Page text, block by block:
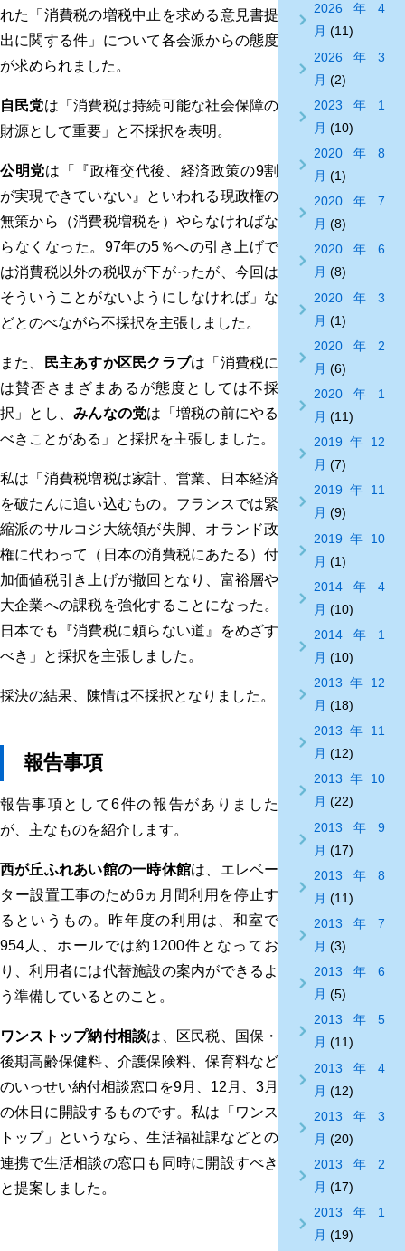
れた「消費税の増税中止を求める意見書提
出に関する件」について各会派からの態度
が求められました。
自民党は「消費税は持続可能な社会保障の
財源として重要」と不採択を表明。
公明党は「『政権交代後、経済政策の9割
が実現できていない』といわれる現政権の
無策から（消費税増税を）やらなければな
らなくなった。97年の5％への引き上げで
は消費税以外の税収が下がったが、今回は
そういうことがないようにしなければ」な
どとのべながら不採択を主張しました。
また、 民主あすか区民クラブは「消費税に
は賛否さまざまあるが態度としては不採
択」とし、みんなの党は「増税の前にやる
べきことがある」と採択を主張しました。
私は「消費税増税は家計、営業、日本経済
を破たんに追い込むもの。フランスでは緊
縮派のサルコジ大統領が失脚、オランド政
権に代わって（日本の消費税にあたる）付
加価値税引き上げが撤回となり、富裕層や
大企業への課税を強化することになった。
日本でも『消費税に頼らない道』をめざす
べき」と採択を主張しました。
採決の結果、陳情は不採択となりました。
報告事項
報告事項として6件の報告がありました
が、主なものを紹介します。
西が丘ふれあい館の一時休館は、エレベー
ター設置工事のため6ヵ月間利用を停止す
るというもの。昨年度の利用は、和室で
954人、ホールでは約1200件となってお
り、利用者には代替施設の案内ができるよ
う準備しているとのこと。
ワンストップ納付相談は、区民税、国保・
後期高齢保健料、介護保険料、保育料など
のいっせい納付相談窓口を9月、12月、3月
の休日に開設するものです。私は「ワンス
トップ」というなら、生活福祉課などとの
連携で生活相談の窓口も同時に開設すべき
と提案しました。
2026年4
月 (11)
2026年3
月 (2)
2023年1
月 (10)
2020年8
月 (1)
2020年7
月 (8)
2020年6
月 (8)
2020年3
月 (1)
2020年2
月 (6)
2020年1
月 (11)
2019年12
月 (7)
2019年11
月 (9)
2019年10
月 (1)
2014年4
月 (10)
2014年1
月 (10)
2013年12
月 (18)
2013年11
月 (12)
2013年10
月 (22)
2013年9
月 (17)
2013年8
月 (11)
2013年7
月 (3)
2013年6
月 (5)
2013年5
月 (11)
2013年4
月 (12)
2013年3
月 (20)
2013年2
月 (17)
2013年1
月 (19)